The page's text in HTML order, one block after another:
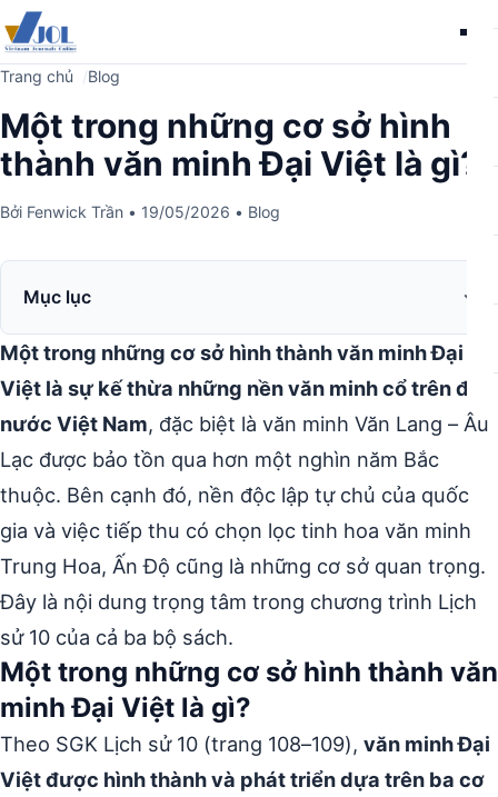
Trang chủ Blog
Một trong những cơ sở hình
thành văn minh Đại Việt là gì?
Bởi Fenwick Trần • 19/05/2026 • Blog
Mục lục
Một trong những cơ sở hình thành văn minh Đại
Việt là sự kế thừa những nền văn minh cổ trên đất
nước Việt Nam, đặc biệt là văn minh Văn Lang – Âu
Lạc được bảo tồn qua hơn một nghìn năm Bắc
thuộc. Bên cạnh đó, nền độc lập tự chủ của quốc
gia và việc tiếp thu có chọn lọc tinh hoa văn minh
Trung Hoa, Ấn Độ cũng là những cơ sở quan trọng.
Đây là nội dung trọng tâm trong chương trình Lịch
sử 10 của cả ba bộ sách.
Một trong những cơ sở hình thành văn
minh Đại Việt là gì?
Theo SGK Lịch sử 10 (trang 108–109), văn minh Đại
Việt được hình thành và phát triển dựa trên ba cơ